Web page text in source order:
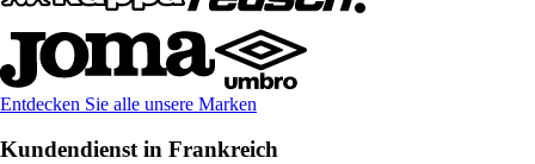
Entdecken Sie alle unsere Marken
Kundendienst in Frankreich